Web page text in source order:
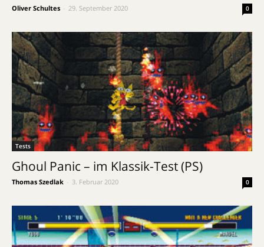
Oliver Schultes 29. September 2020 0
Tests
Ghoul Panic – im Klassik-Test (PS)
Thomas Szedlak 3. Februar 2020 0